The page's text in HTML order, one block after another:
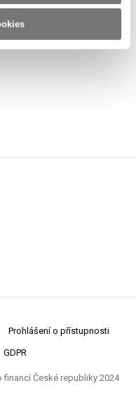
Prohlášení o přístupnosti
GDPR
České republiky 2024